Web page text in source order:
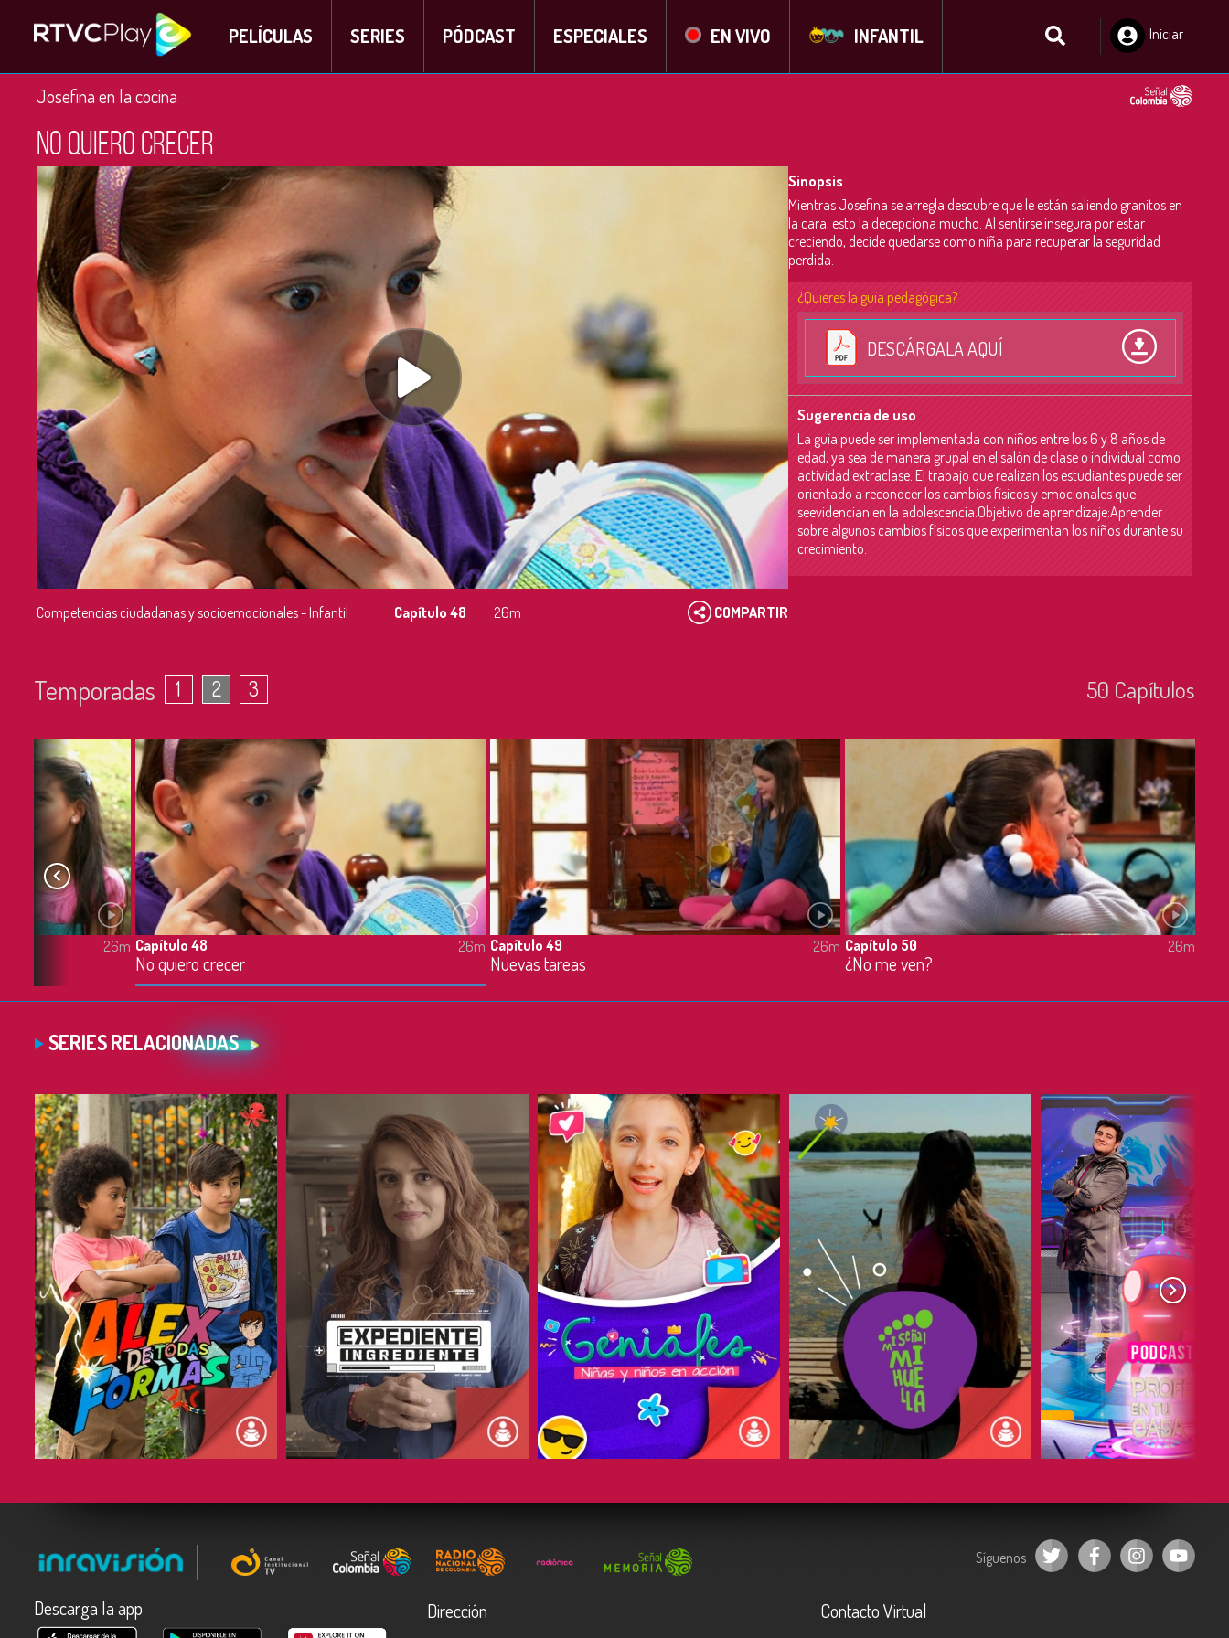
PELÍCULAS SERIES PÓDCAST ESPECIALES EN VIVO INFANTIL
Iniciar
Josefina en la cocina
No quiero crecer
Competencias ciudadanas y socioemocionales - Infantil Capítulo 48 26m COMPARTIR
Sinopsis
Mientras Josefina se arregla descubre que le están saliendo granitos en
la cara, esto la decepciona mucho. Al sentirse insegura por estar
creciendo, decide quedarse como niña para recuperar la seguridad
perdida.
¿Quieres la guía pedagógica?
DESCÁRGALA AQUÍ
Sugerencia de uso
La guía puede ser implementada con niños entre los 6 y 8 años de
edad, ya sea de manera grupal en el salón de clase o individual como
actividad extraclase. El trabajo que realizan los estudiantes puede ser
orientado a reconocer los cambios físicos y emocionales que
seevidencian en la adolescencia.Objetivo de aprendizaje:Aprender
sobre algunos cambios físicos que experimentan los niños durante su
crecimiento.
Temporadas 1 2 3 50 Capí­tulos
26m Capítulo 48
No quiero crecer
26m Capítulo 49
Nuevas tareas
26m Capítulo 50
¿No me ven?
26m
SERIES RELACIONADAS
COMPARTIR COMPARTIR COMPARTIR COMPARTIR COMPARTIR
Síguenos
Descarga la app Dirección Contacto Virtual